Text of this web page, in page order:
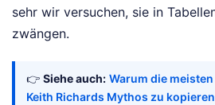
sehr wir versuchen, sie in
zwängen.
👉 Siehe auch: Warum die
Keith Richards Mythos zu